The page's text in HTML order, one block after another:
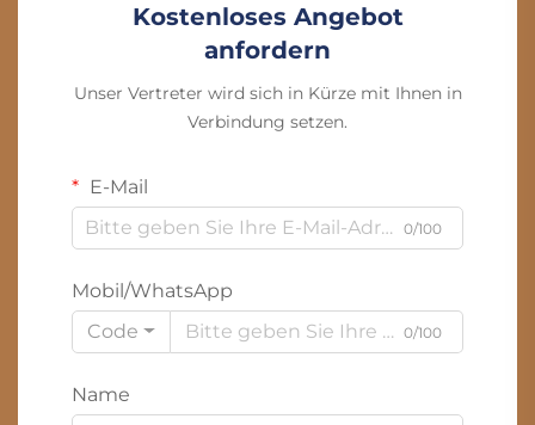
Kostenloses Angebot
anfordern
Unser Vertreter wird sich in Kürze mit Ihnen in
Verbindung setzen.
E-Mail
0/100
Mobil/WhatsApp
Code
0/100
Name